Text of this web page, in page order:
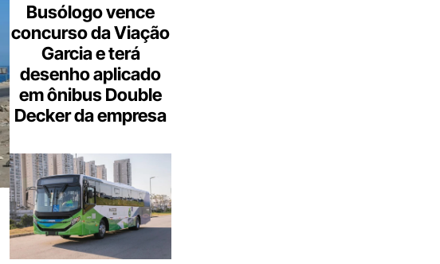
Busólogo vence
concurso da Viação
Garcia e terá
desenho aplicado
em ônibus Double
Decker da empresa